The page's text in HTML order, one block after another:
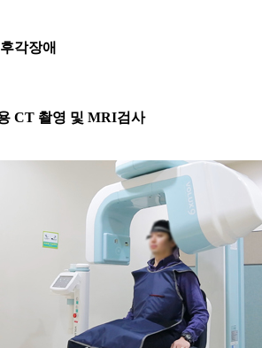
후각장애
CT 촬영 및 MRI검사